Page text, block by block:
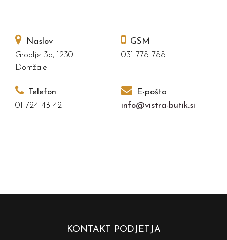
Naslov
Groblje 3a, 1230
Domžale
Telefon
01 724 43 42
GSM
031 778 788
E-pošta
info@vistra-butik.si
KONTAKT PODJETJA